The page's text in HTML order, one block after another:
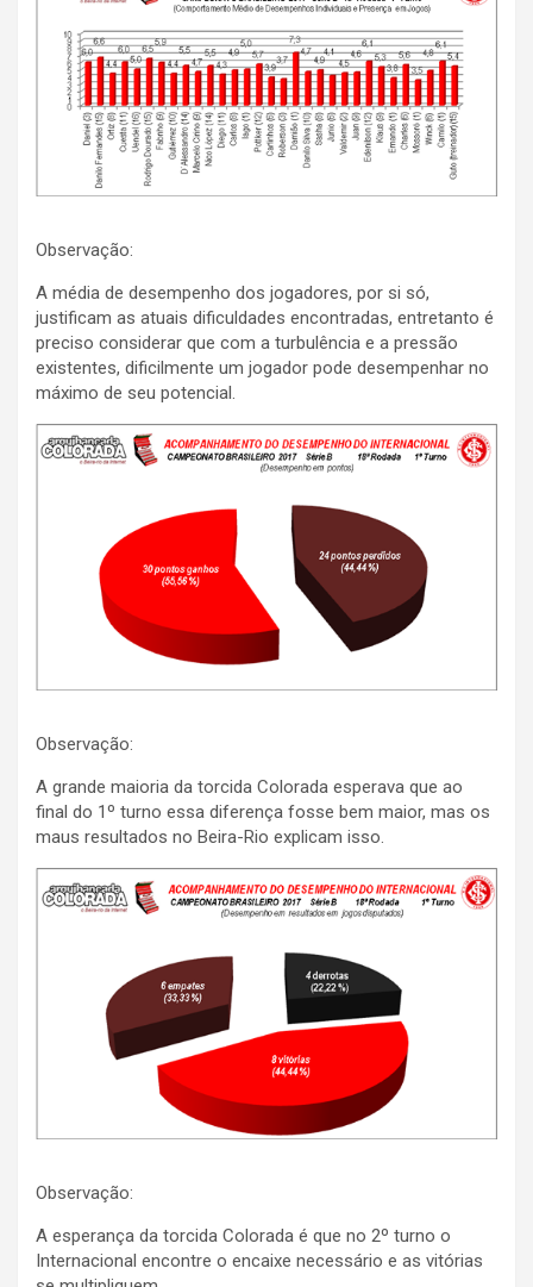
Observação:
A média de desempenho dos jogadores, por si só,
justificam as atuais dificuldades encontradas, entretanto é
preciso considerar que com a turbulência e a pressão
existentes, dificilmente um jogador pode desempenhar no
máximo de seu potencial.
Observação:
A grande maioria da torcida Colorada esperava que ao
final do 1º turno essa diferença fosse bem maior, mas os
maus resultados no Beira-Rio explicam isso.
Observação:
A esperança da torcida Colorada é que no 2º turno o
Internacional encontre o encaixe necessário e as vitórias